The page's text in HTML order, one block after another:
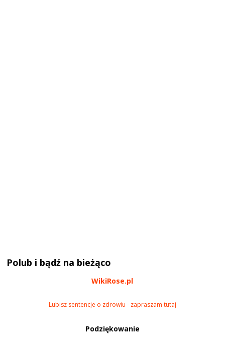
Polub i bądź na bieżąco
WikiRose.pl
Lubisz sentencje o zdrowiu - zapraszam tutaj
Podziękowanie